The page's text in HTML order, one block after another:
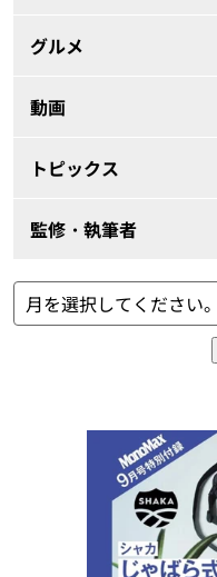
グルメ
動画
トピックス
監修・執筆者